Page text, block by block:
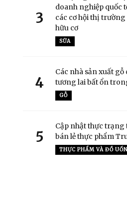
3
doanh nghiệp quốc
các cơ hội thị trường
hữu cơ
SỮA
4
Các nhà sản xuất gỗ
tương lai bất ổn
GỖ
5
Cập nhật thực
bán lẻ thực phẩm
THỰC PHẨM VÀ ĐỒ